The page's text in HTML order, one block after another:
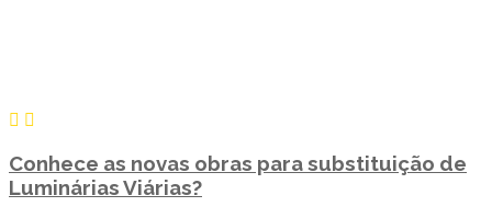
Conhece as novas obras para substituição de
Luminárias Viárias?